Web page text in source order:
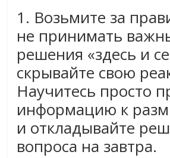
1. Возьмите за
не принимать
решения «здесь и
скрывайте свою
Научитесь просто
информацию к
и откладывайте
вопроса на завтра.